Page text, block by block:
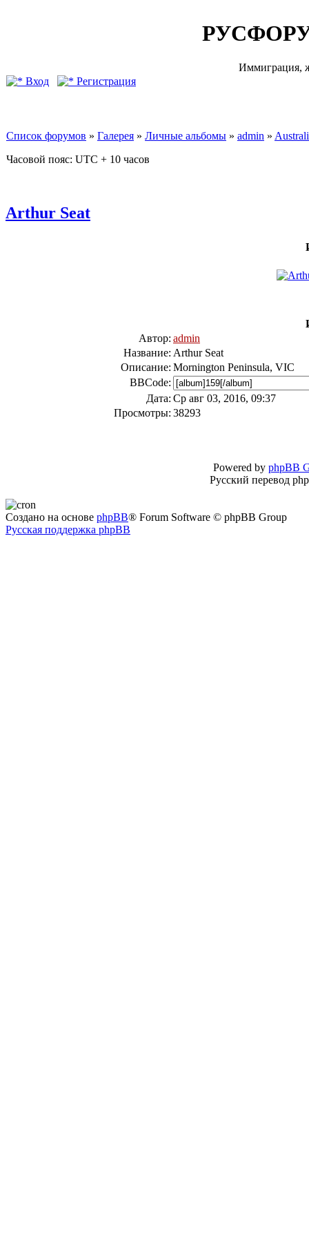
Иммиграция,
Вход
Регистрация
Список форумов » Галерея » Личные альбомы » admin »
Часовой пояс: UTC + 10 часов
Arthur Seat
Автор: admin
Название: Arthur Seat
Описание: Mornington Peninsula, VIC
BBCode:
Дата: Ср авг 03, 2016, 09:37
Просмотры: 38293
Powered by phpBB
Русский перевод
Создано на основе phpBB® Forum Software © phpBB Group
Русская поддержка phpBB